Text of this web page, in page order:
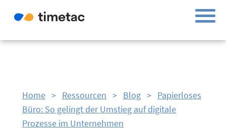
Home > Ressourcen > Blog > Papierloses
Büro: So gelingt der Umstieg auf digitale
Prozesse im Unternehmen